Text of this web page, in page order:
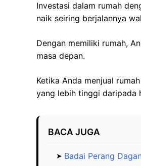
Investasi dalam rumah
naik seiring berjalannya
Dengan memiliki rumah,
masa depan.
Ketika Anda menjual
yang lebih tinggi daripada
BACA JUGA
Badai Perang